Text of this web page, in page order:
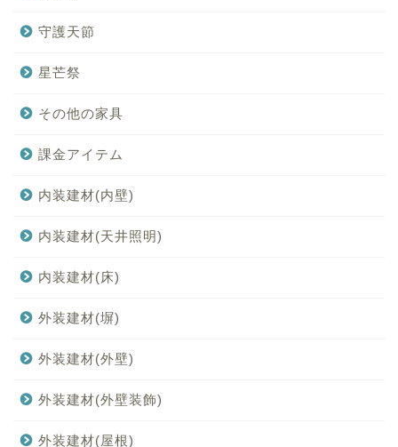
守護天節
星芒祭
その他の家具
課金アイテム
内装建材(内壁)
内装建材(天井照明)
内装建材(床)
外装建材(塀)
外装建材(外壁)
外装建材(外壁装飾)
外装建材(屋根)